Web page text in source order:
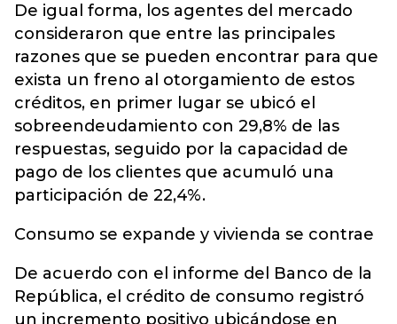
De igual forma, los agentes del mercado
consideraron que entre las principales
razones que se pueden encontrar para que
exista un freno al otorgamiento de estos
créditos, en primer lugar se ubicó el
sobreendeudamiento con 29,8% de las
respuestas, seguido por la capacidad de
pago de los clientes que acumuló una
participación de 22,4%.
Consumo se expande y vivienda se contrae
De acuerdo con el informe del Banco de la
República, el crédito de consumo registró
un incremento positivo ubicándose en